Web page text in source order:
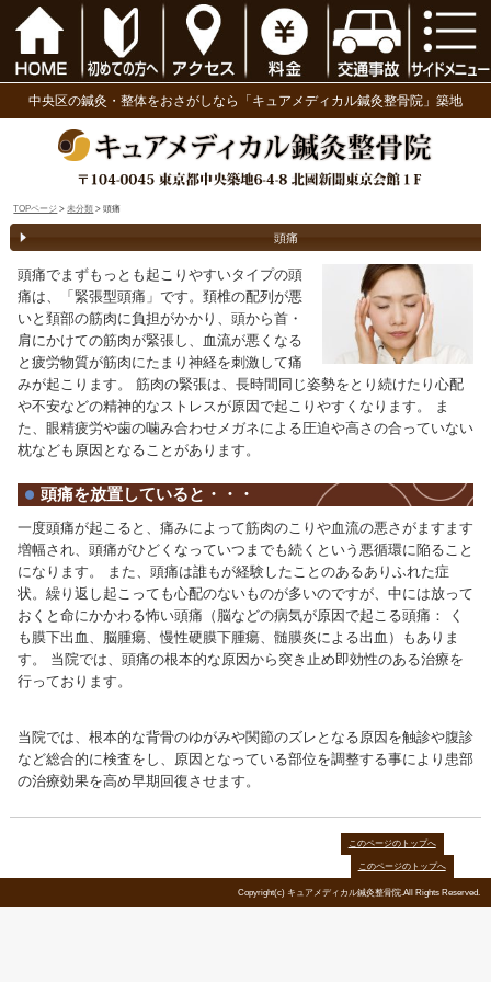
中央区の鍼灸・整体をおさがしなら「キュアメデ
TOPページ>未分類> 頭痛
頭痛
頭痛でまずもっとも起こりやすいタイプの頭
痛は、「緊張型頭痛」です。頚椎の配列が悪
いと頚部の筋肉に負担がかかり、頭から首・
肩にかけての筋肉が緊張し、血流が悪くなる
と疲労物質が筋肉にたまり神経を刺激して痛
みが起こります。 筋肉の緊張は、長時間同じ姿
や不安などの精神的なストレスが原因で起こりや
た、眼精疲労や歯の噛み合わせメガネによる圧迫
枕なども原因となることがあります。
一度頭痛が起こると、痛みによって筋肉のこりや
になります。 また、頭痛は誰もが経験したこと
状。繰り返し起こっても心配のないものが多い
おくと命にかかわる怖い頭痛（脳などの病気が